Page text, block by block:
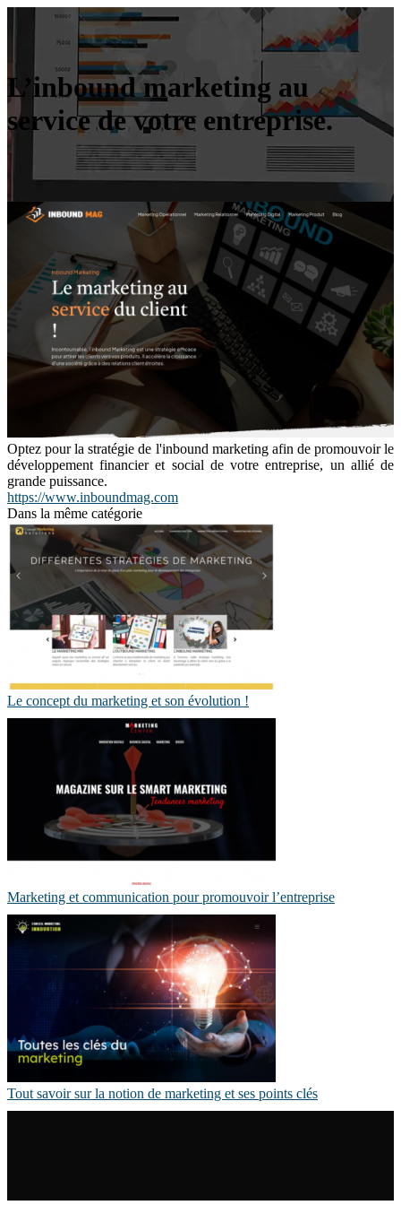
L’inbound marketing au
service de votre entreprise.
Optez pour la stratégie de l'inbound marketing afin de promouvoir le
développement financier et social de votre entreprise, un allié de
grande puissance.
https://www.inboundmag.com
Dans la même catégorie
Le concept du marketing et son évolution !
Marketing et communication pour promouvoir l’entreprise
Tout savoir sur la notion de marketing et ses points clés